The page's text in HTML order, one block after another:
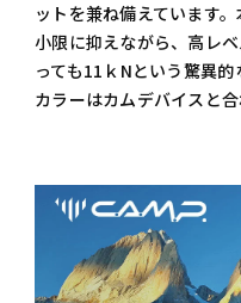
ットを兼ね備えています
小限に抑えながら、高レ
っても11ｋNという驚異的
カラーはカムデバイスと